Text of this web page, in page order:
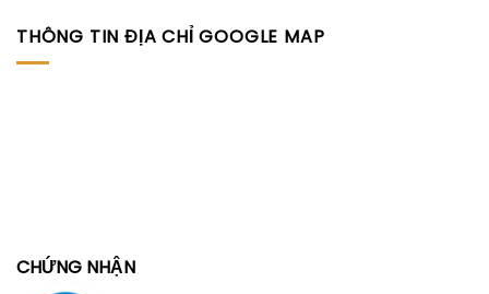
THÔNG TIN ĐỊA CHỈ GOOGLE MAP
CHỨNG NHẬN